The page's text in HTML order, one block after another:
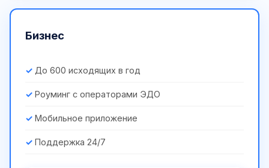
Бизнес
До 600 исходящих в год
Роуминг с операторами ЭДО
Мобильное приложение
Поддержка 24/7